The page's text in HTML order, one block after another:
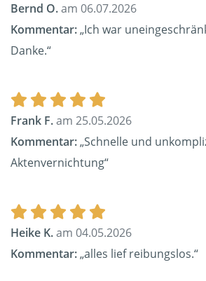
Bernd O.am 06.07.2026
Kommentar:„Ich war
Danke.“
Frank F.am 25.05.2026
Kommentar:„Schnelle und
Aktenvernichtung“
Heike K.am 04.05.2026
Kommentar:„alles lief reibungslos.“